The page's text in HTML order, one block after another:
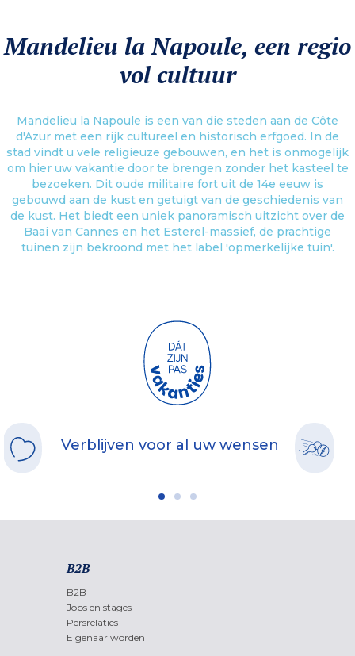
Mandelieu la Napoule, een regio
vol cultuur
Mandelieu la Napoule is een van die steden aan de Côte
d'Azur met een rijk cultureel en historisch erfgoed. In de
stad vindt u vele religieuze gebouwen, en het is onmogelijk
om hier uw vakantie door te brengen zonder het kasteel te
bezoeken. Dit oude militaire fort uit de 14e eeuw is
gebouwd aan de kust en getuigt van de geschiedenis van
de kust. Het biedt een uniek panoramisch uitzicht over de
Baai van Cannes en het Esterel-massief, de prachtige
tuinen zijn bekroond met het label 'opmerkelijke tuin'.
Verblijven voor al uw wensen
B2B
B2B
Jobs en stages
Persrelaties
Eigenaar worden